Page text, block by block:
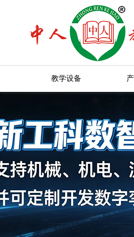
教学设备